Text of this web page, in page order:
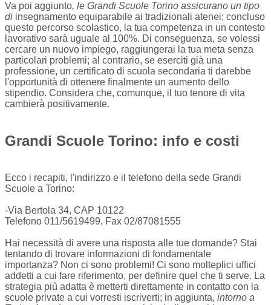
Va poi aggiunto, le Grandi Scuole Torino assicurano un tipo
di insegnamento equiparabile ai tradizionali atenei; concluso
questo percorso scolastico, la tua competenza in un contesto
lavorativo sarà uguale al 100%. Di conseguenza, se volessi
cercare un nuovo impiego, raggiungerai la tua meta senza
particolari problemi; al contrario, se eserciti già una
professione, un certificato di scuola secondaria ti darebbe
l'opportunità di ottenere finalmente un aumento dello
stipendio. Considera che, comunque, il tuo tenore di vita
cambierà positivamente.
Grandi Scuole Torino: info e costi
Ecco i recapiti, l'indirizzo e il telefono della sede Grandi
Scuole a Torino:
-Via Bertola 34, CAP 10122
Telefono 011/5619499, Fax 02/87081555
Hai necessità di avere una risposta alle tue domande? Stai
tentando di trovare informazioni di fondamentale
importanza? Non ci sono problemi! Ci sono molteplici uffici
addetti a cui fare riferimento, per definire quel che ti serve. La
strategia più adatta è metterti direttamente in contatto con la
scuole private a cui vorresti iscriverti; in aggiunta, intorno a